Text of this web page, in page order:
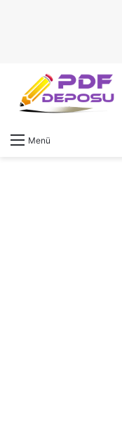
Menü